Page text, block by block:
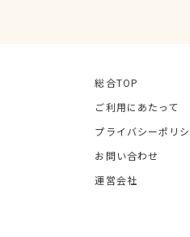
総合TOP
ご利用にあたって
プライバシーポリ
お問い合わせ
運営会社